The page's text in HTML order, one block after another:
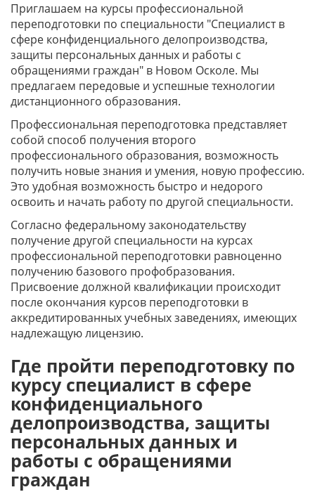
Приглашаем на курсы профессиональной
переподготовки по специальности "Специалист в
сфере конфиденциального делопроизводства,
защиты персональных данных и работы с
обращениями граждан" в Новом Осколе. Мы
предлагаем передовые и успешные технологии
дистанционного образования.
Профессиональная переподготовка представляет
собой способ получения второго
профессионального образования, возможность
получить новые знания и умения, новую профессию.
Это удобная возможность быстро и недорого
освоить и начать работу по другой специальности.
Согласно федеральному законодательству
получение другой специальности на курсах
профессиональной переподготовки равноценно
получению базового профобразования.
Присвоение должной квалификации происходит
после окончания курсов переподготовки в
аккредитированных учебных заведениях, имеющих
надлежащую лицензию.
Где пройти переподготовку по
курсу специалист в сфере
конфиденциального
делопроизводства, защиты
персональных данных и
работы с обращениями
граждан